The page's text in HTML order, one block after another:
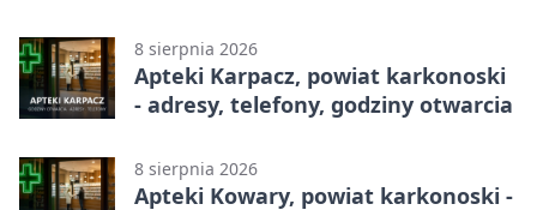
8 sierpnia 2026
Apteki Karpacz, powiat karkonoski
- adresy, telefony, godziny otwarcia
8 sierpnia 2026
Apteki Kowary, powiat karkonoski -